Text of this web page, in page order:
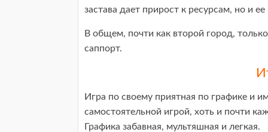
застава дает прирост к ресурсам, но и
В общем, почти как второй город,
саппорт.
Игра по своему приятная по графике и
самостоятельной игрой, хоть и почти
Графика забавная, мультяшная и легкая.